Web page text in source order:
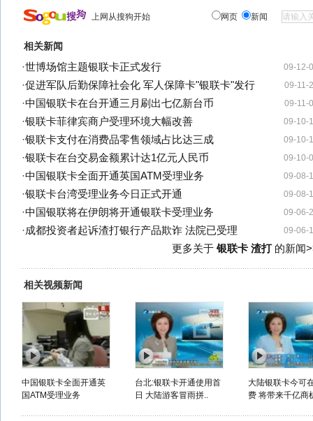
上网从搜狗开始 网页 新闻
相关新闻
09-12-
·世博场馆主题银联卡正式发行
09-11-
·促进军队后勤保障社会化 军人保障卡"银联卡"发行
09-11-
·中国银联卡在台开通三月刷出七亿新台币
09-10-
·银联卡菲律宾商户受理环境大幅改善
09-10-
·银联卡支付在消费品零售领域占比达三成
09-10-
·银联卡在台交易金额累计达1亿元人民币
09-08-
·中国银联卡全面开通英国ATM受理业务
09-08-
·银联卡台湾受理业务今日正式开通
09-06-
·中国银联将在伊朗将开通银联卡受理业务
09-06-
·成都投资者起诉渣打银行产品欺诈 法院已受理
更多关于 银联卡 渣打的新闻
相关视频新闻
中国银联卡全面开通英
国ATM受理业务
台北:银联卡开通使用首
日 大陆游客冒雨拼..
大陆银联卡今可
费 将带来千亿商